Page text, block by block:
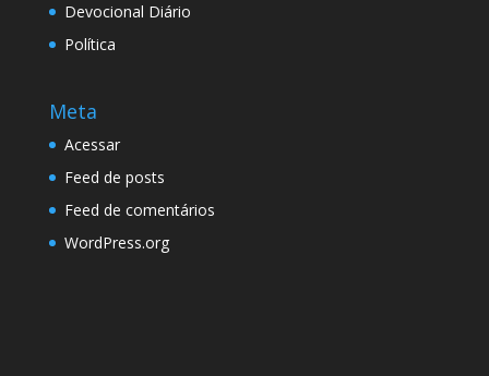
Devocional Diário
Política
Meta
Acessar
Feed de posts
Feed de comentários
WordPress.org